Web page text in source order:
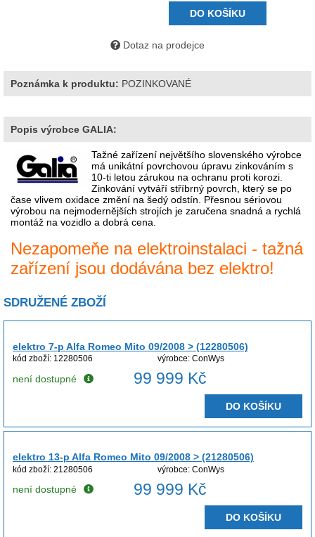
DO KOŠÍKU
Dotaz na prodejce
Poznámka k produktu: POZINKOVANÉ
Popis výrobce GALIA:
Tažné zařízení největšího slovenského výrobce
má unikátní povrchovou úpravu zinkováním s
10-ti letou zárukou na ochranu proti korozi.
Zinkování vytváří stříbrný povrch, který se po
čase vlivem oxidace změní na šedý odstín. Přesnou sériovou
výrobou na nejmodernějších strojích je zaručena snadná a rychlá
montáž na vozidlo a dobrá cena.
Nezapomeňe na elektroinstalaci - tažná
zařízení jsou dodávána bez elektro!
SDRUŽENÉ ZBOŽÍ
elektro 7-p Alfa Romeo Mito 09/2008 > (12280506)
kód zboží: 12280506 výrobce: ConWys
není dostupné 99 999 Kč
DO KOŠÍKU
elektro 13-p Alfa Romeo Mito 09/2008 > (21280506)
kód zboží: 21280506 výrobce: ConWys
není dostupné 99 999 Kč
DO KOŠÍKU